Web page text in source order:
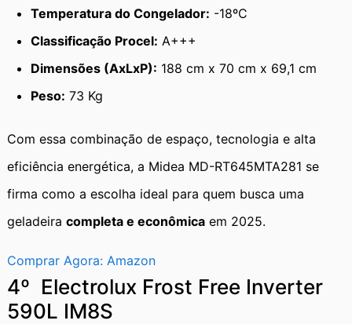
Temperatura do Congelador: -18ºC
Classificação Procel: A+++
Dimensões (AxLxP): 188 cm x 70 cm x 69,1 cm
Peso: 73 Kg
Com essa combinação de espaço, tecnologia e alta
eficiência energética, a Midea MD-RT645MTA281 se
firma como a escolha ideal para quem busca uma
geladeira completa e econômica em 2025.
Comprar Agora: Amazon
4º Electrolux Frost Free Inverter
590L IM8S